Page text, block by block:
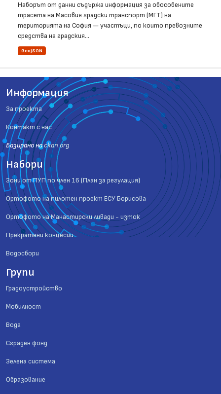
Наборът от данни съдържа информация за обособените
трасета на Масовия градски транспорт (МГТ) на
територията на София — участъци, по които превозните
средства на градския...
GeoJSON
Информация
За проекта
Контакт с нас
Базиранo наckan.org
Набори
Зони от ПУП по член 16 (План за регулация)
Ортофото на пилотен проект ЕСУ Борисова
Ортофото на Манастирски ливади - изток
Прекратени концесии
Водосбори
Групи
Градоустройство
Мобилност
Вода
Сграден фонд
Зелена система
Образование